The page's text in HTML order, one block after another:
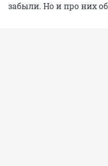
забыли. Но и про них